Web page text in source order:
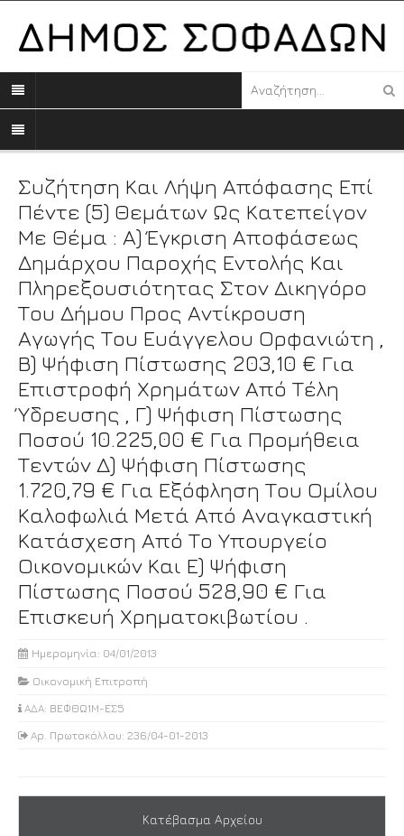
Συζήτηση Και Λήψη Απόφασης Επί
Πέντε (5) Θεμάτων Ως Κατεπείγον
Με Θέμα : Α) Έγκριση Αποφάσεως
Δημάρχου Παροχής Εντολής Και
Πληρεξουσιότητας Στον Δικηγόρο
Του Δήμου Προς Αντίκρουση
Αγωγής Του Ευάγγελου Ορφανιώτη ,
Β) Ψήφιση Πίστωσης 203,10 € Για
Επιστροφή Χρημάτων Από Τέλη
Ύδρευσης , Γ) Ψήφιση Πίστωσης
Ποσού 10.225,00 € Για Προμήθεια
Τεντών Δ) Ψήφιση Πίστωσης
1.720,79 € Για Εξόφληση Του Ομίλου
Καλοφωλιά Μετά Από Αναγκαστική
Κατάσχεση Από Το Υπουργείο
Οικονομικών Και Ε) Ψήφιση
Πίστωσης Ποσού 528,90 € Για
Επισκευή Χρηματοκιβωτίου .
Ημερομηνία: 04/01/2013
Οικονομική Επιτροπή
ΑΔΑ: ΒΕΦΘΩ1Μ-ΕΣ5
Αρ. Πρωτοκόλλου: 236/04-01-2013
Κατέβασμα Αρχείου